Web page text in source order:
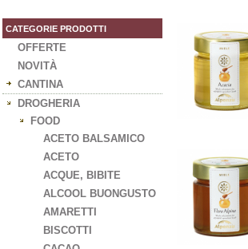
CATEGORIE PRODOTTI
OFFERTE
NOVITÀ
CANTINA
DROGHERIA
FOOD
ACETO BALSAMICO
ACETO
ACQUE, BIBITE
ALCOOL BUONGUSTO
AMARETTI
BISCOTTI